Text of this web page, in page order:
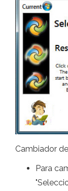
Cambiador
Para